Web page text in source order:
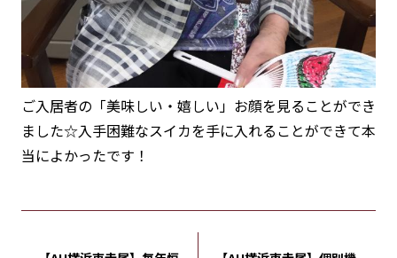
ご入居者の「美味しい・嬉しい」お顔を見ることができ
ました☆入手困難なスイカを手に入れることができて本
当によかったです！